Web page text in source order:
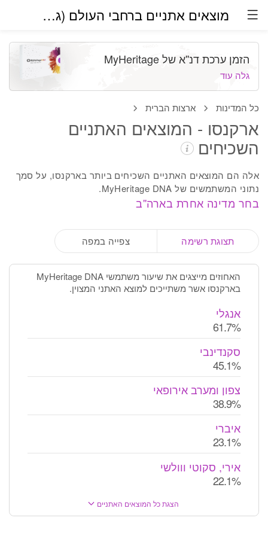
מוצאים אתניים ברחבי העולם (גרסת בטא)
כל המדינות ארצות הברית
ארקנסו - המוצאים האתניים
השכיחים
אלה הם המוצאים האתניים השכיחים ביותר בארקנסו, על סמך
נתוני המשתמשים של MyHeritage DNA.
בחר מדינה אחרת בארה''ב
הזמן ערכת דנ''א של MyHeritage
גלה עוד
תצוגת רשימה צפייה במפה
האחוזים מייצגים את שיעור משתמשי MyHeritage DNA
בארקנסו אשר משתייכים למוצא האתני המצוין.
אנגלי
61.7%
סקנדינבי
45.1%
צפון ומערב אירופאי
38.9%
איברי
23.1%
אירי, סקוטי ווולשי
22.1%
הצגת כל המוצאים האתניים